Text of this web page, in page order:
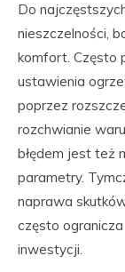
Do
nieszczelności,
komfort. Często
ustawienia
poprzez
rozchwianie
błędem jest też
parametry.
naprawa
często
inwestycji.